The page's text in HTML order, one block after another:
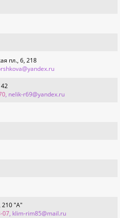
пл., 6, 218
, nelik-r69@yandex.ru
210 "А"
07, klim-rim85@mail.ru